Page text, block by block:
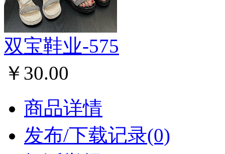
双宝鞋业-575
￥30.00
商品详情
发布/下载记录(0)